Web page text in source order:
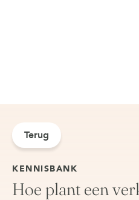
Terug
KENNISBANK
Hoe plant een